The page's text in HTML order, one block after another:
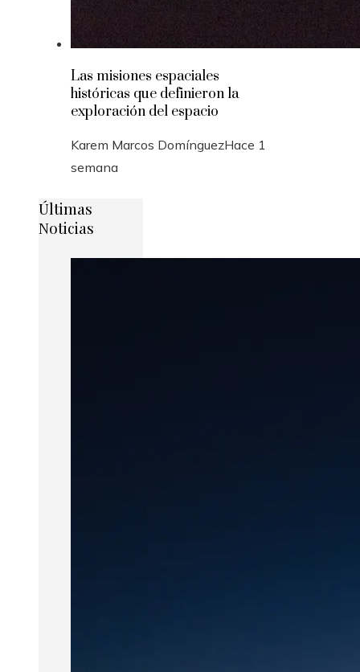
Las misiones espaciales
históricas que definieron la
exploración del espacio
Karem Marcos DomínguezHace 1
semana
Últimas
Noticias